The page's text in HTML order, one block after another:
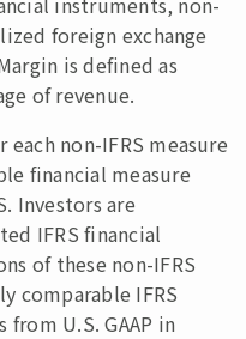
foreign exchange
is defined as
of revenue.
non-IFRS measure
financial measure
Investors are
IFRS financial
of these non-IFRS
comparable IFRS
from U.S. GAAP in